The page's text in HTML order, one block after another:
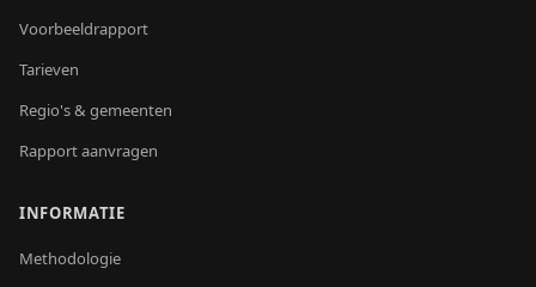
Voorbeeldrapport
Tarieven
Regio's & gemeenten
Rapport aanvragen
INFORMATIE
Methodologie